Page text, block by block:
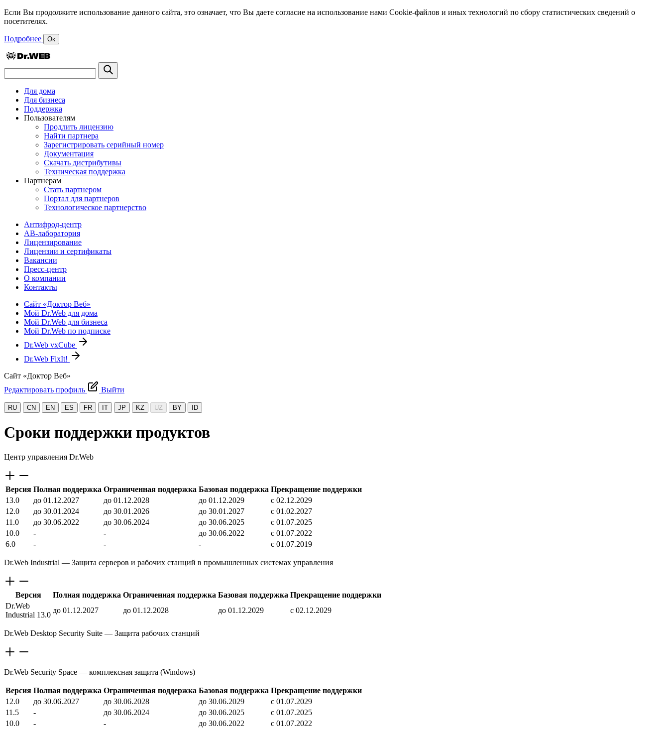
Если Вы продолжите использование данного сайта, это означает, что Вы даете согласие на использование нами Cookie-файлов и иных технологий по сбору статистических сведений о
посетителях.
Подробнее Ок
Для дома
Для бизнеса
Поддержка
Пользователям
Продлить лицензию
Найти партнера
Зарегистрировать серийный номер
Документация
Скачать дистрибутивы
Техническая поддержка
Партнерам
Стать партнером
Портал для партнеров
Технологическое партнерство
Антифрод-центр
АВ-лаборатория
Лицензирование
Лицензии и сертификаты
Вакансии
Пресс-центр
О компании
Контакты
Сайт «Доктор Веб»
Мой Dr.Web для дома
Мой Dr.Web для бизнеса
Мой Dr.Web по подписке
Dr.Web vxCube
Dr.Web FixIt!
Сайт «Доктор Веб»
Редактировать профиль
Выйти
RU CN EN ES FR IT JP KZ UZ BY ID
Сроки поддержки продуктов
Центр управления Dr.Web
Версия Полная поддержка Ограниченная поддержка Базовая поддержка Прекращение поддержки
13.0
до 01.12.2027 до 01.12.2028 до 01.12.2029
c 02.12.2029
12.0
до 30.01.2024 до 30.01.2026 до 30.01.2027
c 01.02.2027
11.0
до 30.06.2022 до 30.06.2024 до 30.06.2025
c 01.07.2025
10.0
- - до 30.06.2022
c 01.07.2022
6.0
- - - c 01.07.2019
Dr.Web Industrial — Защита серверов и рабочих станций в промышленных системах управления
Версия Полная поддержка Ограниченная поддержка Базовая поддержка Прекращение поддержки
Dr.Web
Industrial 13.0
до 01.12.2027 до 01.12.2028 до 01.12.2029 c 02.12.2029
Dr.Web Desktop Security Suite — Защита рабочих станций
Dr.Web Security Space — комплексная защита (Windows)
Версия Полная поддержка Ограниченная поддержка Базовая поддержка Прекращение поддержки
12.0
до 30.06.2027 до 30.06.2028 до 30.06.2029
c 01.07.2029
11.5
- до 30.06.2024 до 30.06.2025
c 01.07.2025
10.0
- - до 30.06.2022 c 01.07.2022